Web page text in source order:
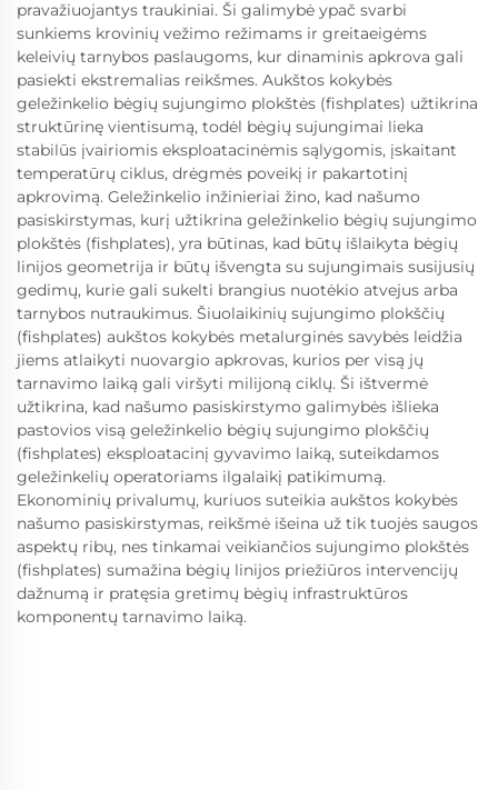
pravažiuojantys traukiniai. Ši galimybė ypač svarbi
sunkiems krovinių vežimo režimams ir greitaeigėms
keleivių tarnybos paslaugoms, kur dinaminis apkrova gali
pasiekti ekstremalias reikšmes. Aukštos kokybės
geležinkelio bėgių sujungimo plokštės (fishplates) užtikrina
struktūrinę vientisumą, todėl bėgių sujungimai lieka
stabilūs įvairiomis eksploatacinėmis sąlygomis, įskaitant
temperatūrų ciklus, drėgmės poveikį ir pakartotinį
apkrovimą. Geležinkelio inžinieriai žino, kad našumo
pasiskirstymas, kurį užtikrina geležinkelio bėgių sujungimo
plokštės (fishplates), yra būtinas, kad būtų išlaikyta bėgių
linijos geometrija ir būtų išvengta su sujungimais susijusių
gedimų, kurie gali sukelti brangius nuotėkio atvejus arba
tarnybos nutraukimus. Šiuolaikinių sujungimo plokščių
(fishplates) aukštos kokybės metalurginės savybės leidžia
jiems atlaikyti nuovargio apkrovas, kurios per visą jų
tarnavimo laiką gali viršyti milijoną ciklų. Ši ištvermė
užtikrina, kad našumo pasiskirstymo galimybės išlieka
pastovios visą geležinkelio bėgių sujungimo plokščių
(fishplates) eksploatacinį gyvavimo laiką, suteikdamos
geležinkelių operatoriams ilgalaikį patikimumą.
Ekonominių privalumų, kuriuos suteikia aukštos kokybės
našumo pasiskirstymas, reikšmė išeina už tik tuojės saugos
aspektų ribų, nes tinkamai veikiančios sujungimo plokštės
(fishplates) sumažina bėgių linijos priežiūros intervencijų
dažnumą ir pratęsia gretimų bėgių infrastruktūros
komponentų tarnavimo laiką.